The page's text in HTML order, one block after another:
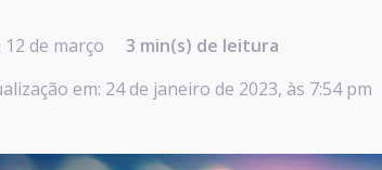
de março 3 min(s) de leitura
em: 24 de janeiro de 2023, às 7:54 pm